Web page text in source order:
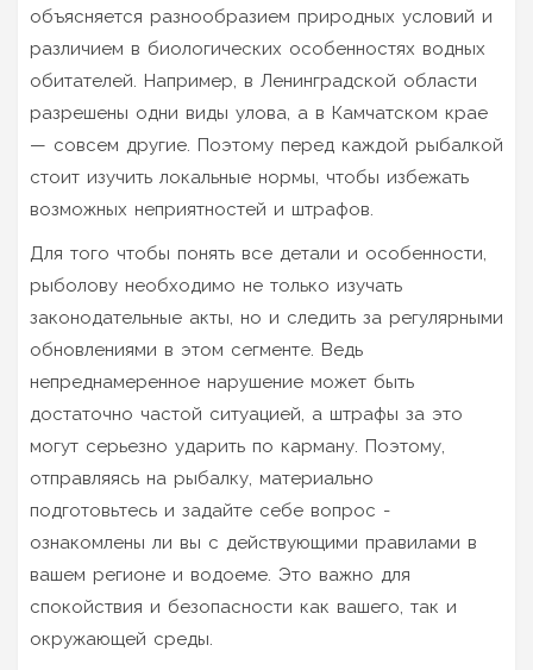
объясняется разнообразием природных условий и
различием в биологических особенностях водных
обитателей. Например, в Ленинградской области
разрешены одни виды улова, а в Камчатском крае
— совсем другие. Поэтому перед каждой рыбалкой
стоит изучить локальные нормы, чтобы избежать
возможных неприятностей и штрафов.
Для того чтобы понять все детали и особенности,
рыболову необходимо не только изучать
законодательные акты, но и следить за регулярными
обновлениями в этом сегменте. Ведь
непреднамеренное нарушение может быть
достаточно частой ситуацией, а штрафы за это
могут серьезно ударить по карману. Поэтому,
отправляясь на рыбалку, материально
подготовьтесь и задайте себе вопрос -
ознакомлены ли вы с действующими правилами в
вашем регионе и водоеме. Это важно для
спокойствия и безопасности как вашего, так и
окружающей среды.